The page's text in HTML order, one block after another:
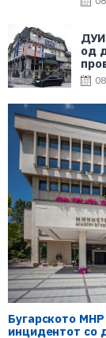
од
Бугарското
инцидентот со